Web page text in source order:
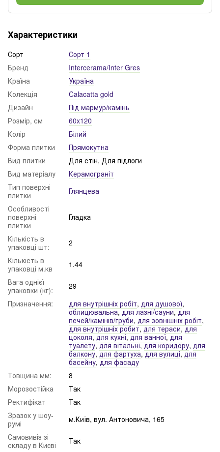
Характеристики
Сорт
Сорт 1
Бренд
Intercerama/Inter Gres
Країна
Україна
Колекція
Calacatta gold
Дизайн
Під мармур/камінь
Розмір, см
60x120
Колір
Білий
Форма плитки
Прямокутна
Вид плитки
Для стін, Для підлоги
Вид матеріалу
Керамограніт
Тип поверхні
плитки
Глянцева
Особливості
поверхні
плитки
Гладка
Кількість в
упаковці шт:
2
Кількість в
упаковці м.кв
1.44
Вага однієї
упаковки (кг):
29
Призначення:
для внутрішніх робіт, для душової,
облицювальна,для лазні/сауни,для
печей/камінів/груби,для зовнішніх робіт,
для внутрішніх робит,для тераси,для
цоколя,для кухні,для ванної,для
туалету,для вітальні,для коридору, для
балкону, для фартуха,для вулиці,для
басейну,для фасаду
Товщина мм:
8
Морозостійка
Так
Ректифікат
Так
Зразок у шоу-
румі
м.Київ, вул. Антоновича, 165
Самовивіз зі
складу в Києві
Так